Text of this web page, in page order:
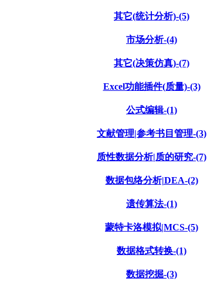
其它(统计分析)-(5)
市场分析-(4)
其它(决策仿真)-(7)
Excel功能插件(质量)-(3)
公式编辑-(1)
文献管理|参考书目管理-(3)
质性数据分析|质的研究-(7)
数据包络分析|DEA-(2)
遗传算法-(1)
蒙特卡洛模拟|MCS-(5)
数据格式转换-(1)
数据挖掘-(3)